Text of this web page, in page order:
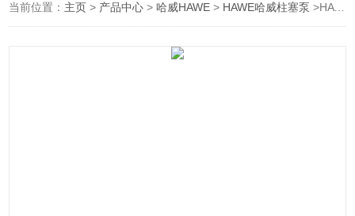
当前位置： 主页 > 产品中心 >哈威HAWE > HAWE哈威柱塞泵 >HAWE哈威水泥厂柱塞泵